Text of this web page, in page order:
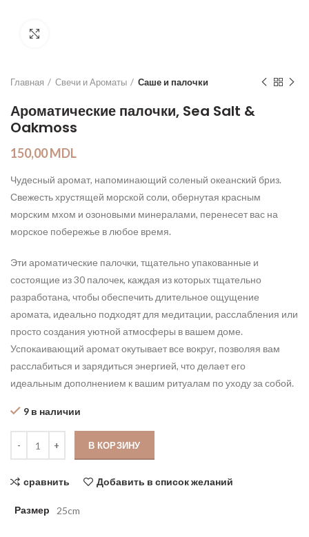
Главная Свечи и Ароматы Саше и палочки
Ароматические палочки, Sea Salt &
Oakmoss
150,00MDL
Чудесный аромат, напоминающий соленый океанский бриз.
Свежестьхрустящей морской соли, обернутая красным
морским мхом и озоновыми минералами, перенесет вас на
морское побережье в любое время.
Эти ароматические палочки, тщательно упакованные и
состоящие из30 палочек, каждая из которыхтщательно
разработана, чтобы обеспечить длительное ощущение
аромата, идеально подходят для медитации, расслабления или
просто создания уютной атмосферы в вашем доме.
Успокаивающий ароматокутывает все вокруг, позволяя вам
расслабиться и зарядиться энергией, что делаетего
идеальным дополнением к вашим ритуалам по уходуза собой.
9 в наличии
В КОРЗИНУ
сравнить Добавить в список желаний
Размер 25cm